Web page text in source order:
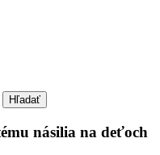
Hľadať
násilia na deťoch